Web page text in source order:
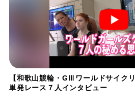
【和歌山競輪・GⅢワールドサイク
単発レース７人インタビュー